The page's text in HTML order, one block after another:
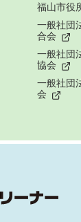
福山市役
一般社団
合会
一般社団
協会
一般社団
会